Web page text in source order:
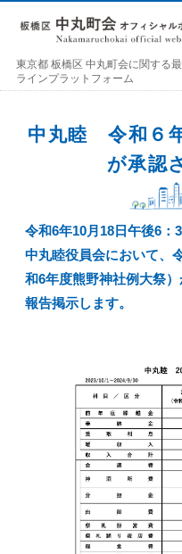
東京都 板橋区 中丸町会に関する
ラインプラットフォーム
町会加入のお誘い
お問い合わせ･連絡事項
中丸睦 令和６
が承認
令和6年10月18日午後6：
中丸睦役員会において、
和6年度熊野神社例大祭
報告掲示します。